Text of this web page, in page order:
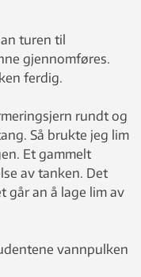
turen til
gjennomføres.
ferdig.
rundt og
Så brukte jeg lim
Et gammelt
av tanken. Det
går an å lage lim av
vannpulken